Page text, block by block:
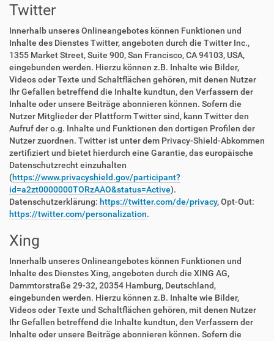
Twitter
Innerhalb unseres Onlineangebotes können Funktionen und
Inhalte des Dienstes Twitter, angeboten durch die Twitter Inc.,
1355 Market Street, Suite 900, San Francisco, CA 94103, USA,
eingebunden werden. Hierzu können z.B. Inhalte wie Bilder,
Videos oder Texte und Schaltflächen gehören, mit denen Nutzer
Ihr Gefallen betreffend die Inhalte kundtun, den Verfassern der
Inhalte oder unsere Beiträge abonnieren können. Sofern die
Nutzer Mitglieder der Plattform Twitter sind, kann Twitter den
Aufruf der o.g. Inhalte und Funktionen den dortigen Profilen der
Nutzer zuordnen. Twitter ist unter dem Privacy-Shield-Abkommen
zertifiziert und bietet hierdurch eine Garantie, das europäische
Datenschutzrecht einzuhalten
(https://www.privacyshield.gov/participant?
id=a2zt0000000TORzAAO&status=Active).
Datenschutzerklärung: https://twitter.com/de/privacy, Opt-Out:
https://twitter.com/personalization.
Xing
Innerhalb unseres Onlineangebotes können Funktionen und
Inhalte des Dienstes Xing, angeboten durch die XING AG,
Dammtorstraße 29-32, 20354 Hamburg, Deutschland,
eingebunden werden. Hierzu können z.B. Inhalte wie Bilder,
Videos oder Texte und Schaltflächen gehören, mit denen Nutzer
Ihr Gefallen betreffend die Inhalte kundtun, den Verfassern der
Inhalte oder unsere Beiträge abonnieren können. Sofern die